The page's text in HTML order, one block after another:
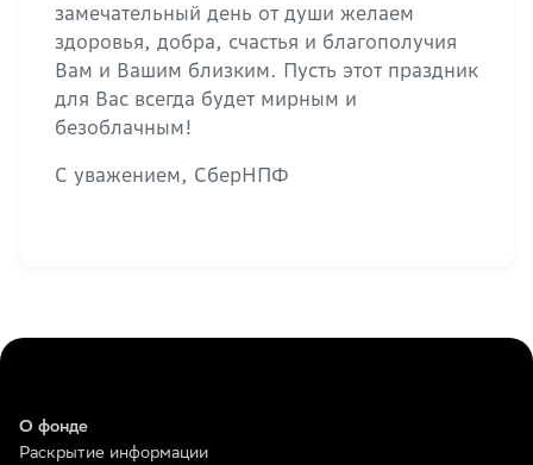
замечательный день от души желаем
здоровья, добра, счастья и благополучия
Вам и Вашим близким. Пусть этот праздник
для Вас всегда будет мирным и
безоблачным!
С уважением, СберНПФ
О фонде
Раскрытие информации